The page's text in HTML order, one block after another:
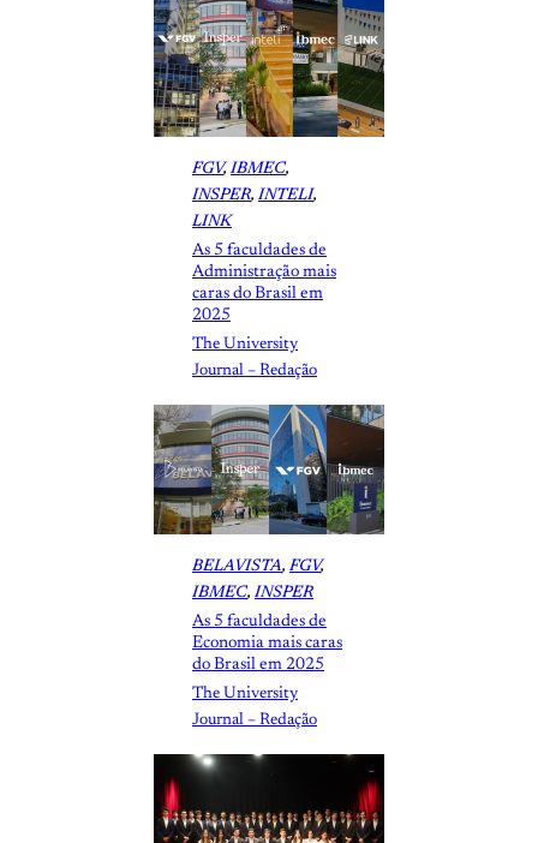
FGV, IBMEC
INSPER, INTELI
LINK
As 5 faculdades de
Administração mais
caras do Brasil em
2025
The University
Journal – Redação
BELAVISTA, FGV
IBMEC, INSPER
As 5 faculdades de
Economia mais caras
do Brasil em 2025
The University
Journal – Redação